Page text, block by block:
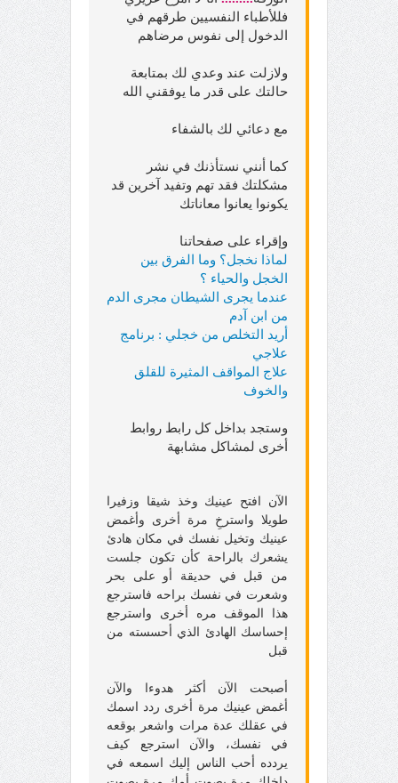
فللأطباء النفسيين طرقهم في
الدخول إلى نفوس مرضاهم
ولازلت عند وعدي لك بمتابعة
حالتك على قدر ما يوفقني الله
مع دعائي لك بالشفاء
كما أنني نستأذنك في نشر
مشكلتك فقد تهم وتفيد آخرين قد
يكونوا يعانوا معاناتك
وإقراء على صفحاتنا
لماذا نخجل؟ وما الفرق بين
الخجل والحياء ؟
عندما يجرى الشيطان مجرى الدم
من ابن آدم
أريد التخلص من خجلي : برنامج
علاجي
علاج المواقف المثيرة للقلق
والخوف
وستجد بداخل كل رابط روابط
أخرى لمشاكل مشابهة
الآن افتح عينيك وخذ شيقا وزفيرا
طويلا واسترخِ مرة أخرى وأغمض
عينيك وتخيل نفسك في مكان هادئ
يشعرك بالراحة كأن تكون جلست
من قبل في حديقة أو على بحر
وشعرت في نفسك براحه فاسترجع
هذا الموقف مره أخرى واسترجع
إحساسك الهادئ الذي أحسسته من
قبل
أصبحت الآن أكثر هدوءا والآن
أغمض عينيك مرة أخرى ردد اسمك
في عقلك عدة مرات واشعر بوقعه
في نفسك، والآن استرجع كيف
يردده أحب الناس إليك اسمعه في